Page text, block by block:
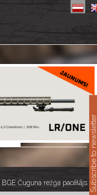
BGE Čuguna režģa pacēlājs Subscribe